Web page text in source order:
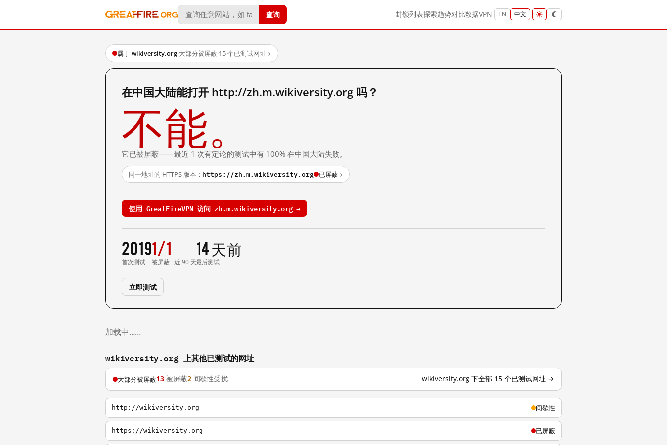
查询 封锁列表探索趋势对比数据VPN EN 中文
属于 wikiversity.org·大部分被屏蔽·15 个已测试网址→
在中国大陆能打开 http://zh.m.wikiversity.org 吗？
不能。
它已被屏蔽——最近 1 次有定论的测试中有 100% 在中国大陆失败。
同一地址的 HTTPS 版本： https://zh.m.wikiversity.org 已屏蔽→
使用 GreatFireVPN 访问 zh.m.wikiversity.org →
2019
首次测试
1/1
被屏蔽 · 近 90 天
14 天前
最后测试
立即测试
加载中……
wikiversity.org 上其他已测试的网址
大部分被屏蔽13 被屏蔽2 间歇性受扰 wikiversity.org 下全部 15 个已测试网址 →
http://wikiversity.org 间歇性
https://wikiversity.org 已屏蔽